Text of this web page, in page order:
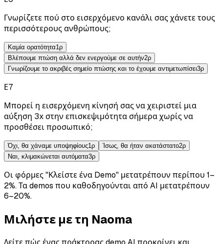
Γνωρίζετε πού στο εισερχόμενο κανάλι σας χάνετε τους
περισσότερους ανθρώπους;
Καμία ορατότητα1 ρ
Βλέπουμε πτώση αλλά δεν ενεργούμε σε αυτήν2ρ
Γνωρίζουμε το ακριβές σημείο πτώσης και το έχουμε αντιμετωπίσει3ρ
Ε7
Μπορεί η εισερχόμενη κίνησή σας να χειριστεί μια
αύξηση 3x στην επισκεψιμότητα σήμερα χωρίς να
προσθέσει προσωπικό;
Όχι, θα χάναμε υποψηφίους1 ρ Ίσως, θα ήταν ακατάστατο2ρ
Ναι, κλιμακώνεται αυτόματα3ρ
Οι φόρμες "Κλείστε ένα Demo" μετατρέπουν περίπου 1–
2%.Τα demos που καθοδηγούνται από AI μετατρέπουν
6–20%.
Μιλήστε με τη Naoma